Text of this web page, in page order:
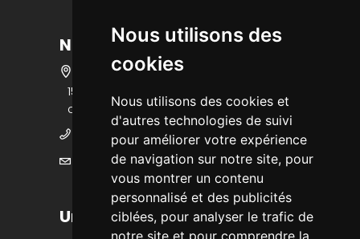
Nous utilisons des
cookies
Nous utilisons des cookies et
d'autres technologies de suivi
pour améliorer votre expérience
de navigation sur notre site, pour
vous montrer un contenu
personnalisé et des publicités
ciblées, pour analyser le trafic de
notre site et pour comprendre la
Nous contacter
15 bis rue des écoles - 47140 Penne
d'Agenais
05 53 36 25 25
mairie@ville-pennedagenais.fr
Urbanisme